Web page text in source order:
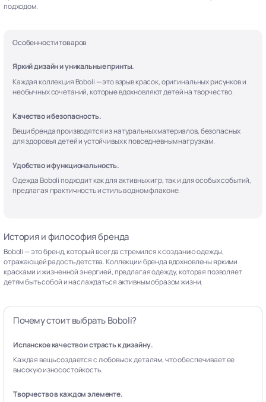
подходом.
Особенности товаров
Яркий дизайн и уникальные принты.
Каждая коллекция Boboli — это взрыв красок, оригинальных рисунков и
необычных сочетаний, которые вдохновляют детей на творчество.
Качество и безопасность.
Вещи бренда производятся из натуральных материалов, безопасных
для здоровья детей и устойчивых к повседневным нагрузкам.
Удобство и функциональность.
Одежда Boboli подходит как для активных игр, так и для особых событий,
предлагая практичность и стиль в одном флаконе.
История и философия бренда
Boboli — это бренд, который всегда стремился к созданию одежды,
отражающей радость детства. Коллекции бренда вдохновлены яркими
красками и жизненной энергией, предлагая одежду, которая позволяет
детям быть собой и наслаждаться активным образом жизни.
Почему стоит выбрать Boboli?
Испанское качество и страсть к дизайну.
Каждая вещь создается с любовью к деталям, что обеспечивает ее
высокую износостойкость.
Творчество в каждом элементе.